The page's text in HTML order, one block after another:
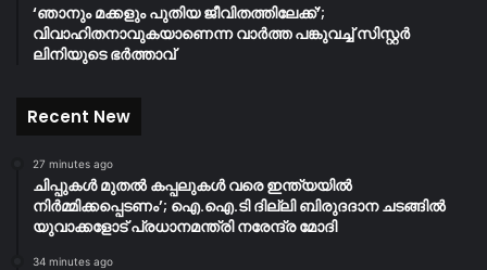
‘ഞാനും മക്കളും പുതിയ ജീവിതത്തിലേക്ക്’;
വിവാഹിതനാവുകയാണെന്ന വാർത്ത പങ്കുവച്ച് സിസ്റ്റർ
ലിനിയുടെ ഭർത്താവ്
Recent New
27 minutes ago
ചിപ്പുകൾ മുതൽ കപ്പലുകൾ വരെ ഇന്ത്യയിൽ
നിർമ്മിക്കപ്പെടണം’; ഐ.ഐ.ടി ദില്ലി ബിരുദദാന ചടങ്ങിൽ
യുവാക്കളോട് പ്രധാനമന്ത്രി നരേന്ദ്ര മോദി
34 minutes ago